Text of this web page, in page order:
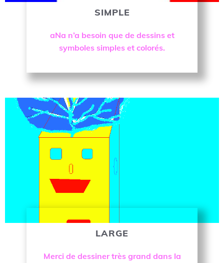
SIMPLE
aNa n’a besoin que de dessins et
symboles simples et colorés.
LARGE
Merci de dessiner très grand dans la